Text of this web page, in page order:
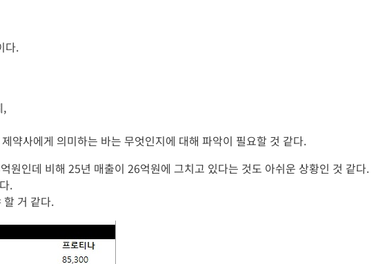
다.
,
약사에게 의미하는 바는 무엇인지에 대해 파악이 필요할 것 같다.
원인데 비해 25년 매출이 26억원에 그치고 있다는 것도 아쉬운 상황인 것 같다.
.
할 거 같다.